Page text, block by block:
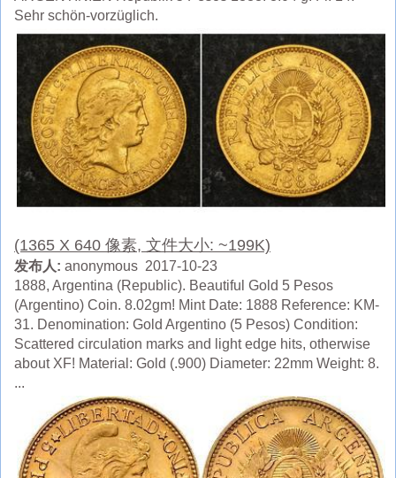
Sehr schön-vorzüglich.
(1365 X 640 像素, 文件大小: ~199K)
发布人: anonymous 2017-10-23
1888, Argentina (Republic). Beautiful Gold 5 Pesos
(Argentino) Coin. 8.02gm! Mint Date: 1888 Reference: KM-
31. Denomination: Gold Argentino (5 Pesos) Condition:
Scattered circulation marks and light edge hits, otherwise
about XF! Material: Gold (.900) Diameter: 22mm Weight: 8.
...